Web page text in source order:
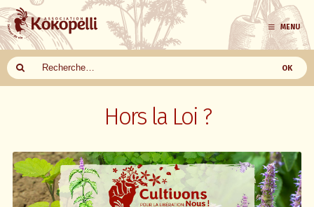
contenu
MENU
Hors la Loi ?